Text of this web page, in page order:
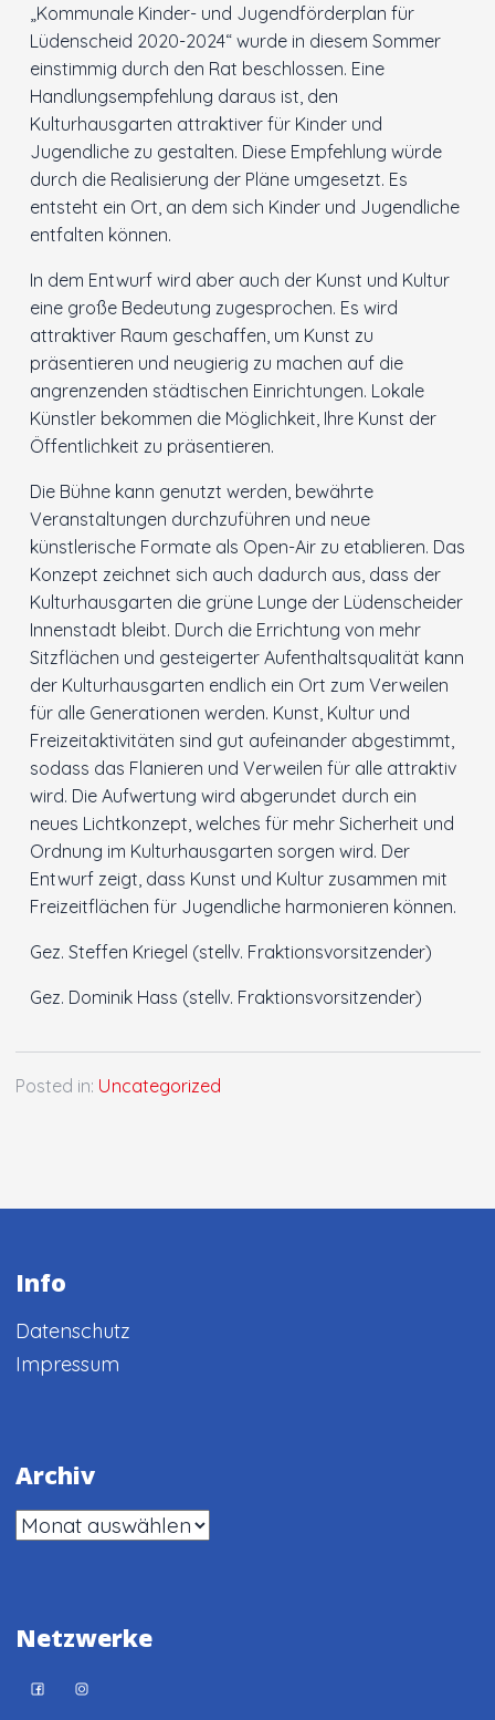
Kontakt
„Kommunale Kinder- und Jugendförderplan für
Lüdenscheid 2020-2024“ wurde in diesem Sommer
einstimmig durch den Rat beschlossen. Eine
Handlungsempfehlung daraus ist, den
Kulturhausgarten attraktiver für Kinder und
Jugendliche zu gestalten. Diese Empfehlung würde
durch die Realisierung der Pläne umgesetzt. Es
entsteht ein Ort, an dem sich Kinder und Jugendliche
entfalten können.
In dem Entwurf wird aber auch der Kunst und Kultur
eine große Bedeutung zugesprochen. Es wird
attraktiver Raum geschaffen, um Kunst zu
präsentieren und neugierig zu machen auf die
angrenzenden städtischen Einrichtungen. Lokale
Künstler bekommen die Möglichkeit, Ihre Kunst der
Öffentlichkeit zu präsentieren.
Die Bühne kann genutzt werden, bewährte
Veranstaltungen durchzuführen und neue
künstlerische Formate als Open-Air zu etablieren. Das
Konzept zeichnet sich auch dadurch aus, dass der
Kulturhausgarten die grüne Lunge der Lüdenscheider
Innenstadt bleibt. Durch die Errichtung von mehr
Sitzflächen und gesteigerter Aufenthaltsqualität kann
der Kulturhausgarten endlich ein Ort zum Verweilen
für alle Generationen werden. Kunst, Kultur und
Freizeitaktivitäten sind gut aufeinander abgestimmt,
sodass das Flanieren und Verweilen für alle attraktiv
wird. Die Aufwertung wird abgerundet durch ein
neues Lichtkonzept, welches für mehr Sicherheit und
Ordnung im Kulturhausgarten sorgen wird. Der
Entwurf zeigt, dass Kunst und Kultur zusammen mit
Freizeitflächen für Jugendliche harmonieren können.
Gez. Steffen Kriegel (stellv. Fraktionsvorsitzender)
Gez. Dominik Hass (stellv. Fraktionsvorsitzender)
Posted in: Uncategorized
Info
Datenschutz
Impressum
Archiv
Archiv
Netzwerke